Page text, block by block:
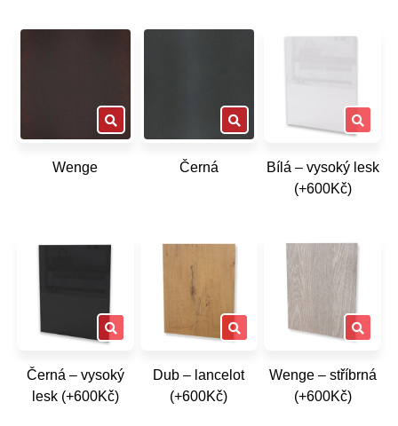
Wenge Černá
Bílá – vysoký lesk
(+600Kč)
Černá – vysoký
lesk (+600Kč)
Dub – lancelot
(+600Kč)
Wenge – stříbrná
(+600Kč)